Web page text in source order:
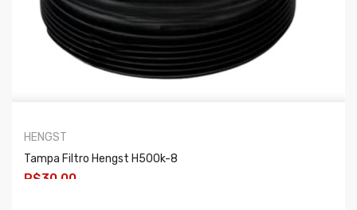
HENGST
Tampa Filtro Hengst H500k-8
R$30,00